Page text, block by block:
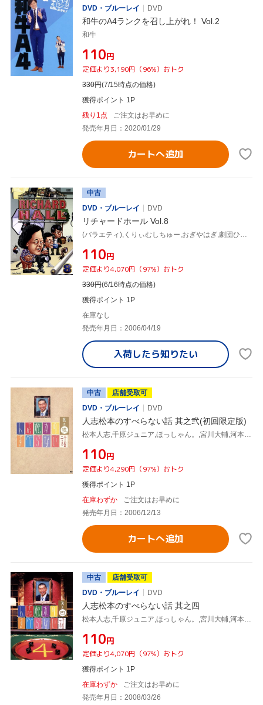
DVD・ブルーレイ
DVD
和牛のA4ランクを召し上がれ！ Vol.2
和牛
¥110円
定価より3,190円（96%）おトク
330円(7/15時点の価格)
獲得ポイント 1P
残り1点
ご注文はお早めに
発売年月日：2020/01/29
カートへ追加
中古
DVD・ブルーレイ
DVD
リチャードホール Vol.8
¥110円
定価より4,070円（97%）おトク
330円(6/16時点の価格)
獲得ポイント 1P
在庫なし
発売年月日：2006/04/19
入荷したら知りたい
中古
店舗受取可
DVD・ブルーレイ
DVD
人志松本のすべらない話 其之弐(初回限定版)
松本人志,千原ジュニア,ほっしゃん。,宮川大輔,河本準一,ケンドーコバヤシ,高橋茂雄,川島明
¥110円
定価より4,290円（97%）おトク
獲得ポイント 1P
在庫わずか
ご注文はお早めに
発売年月日：2006/12/13
カートへ追加
中古
店舗受取可
DVD・ブルーレイ
DVD
人志松本のすべらない話 其之四
松本人志,千原ジュニア,ほっしゃん。,宮川大輔,河本準一,ケンドーコバヤシ,塚地武雅,ハチミツ二郎
¥110円
定価より4,070円（97%）おトク
獲得ポイント 1P
在庫わずか
ご注文はお早めに
発売年月日：2008/03/26